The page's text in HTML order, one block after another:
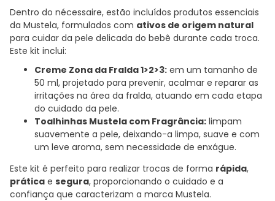
Dentro do nécessaire, estão incluídos produtos essenciais
da Mustela, formulados com ativos de origem natural
para cuidar da pele delicada do bebê durante cada troca.
Este kit inclui:
Creme Zona da Fralda 1>2>3: em um tamanho de
50 ml, projetado para prevenir, acalmar e reparar as
irritações na área da fralda, atuando em cada etapa
do cuidado da pele.
Toalhinhas Mustela com Fragrância: limpam
suavemente a pele, deixando-a limpa, suave e com
um leve aroma, sem necessidade de enxágue.
Este kit é perfeito para realizar trocas de forma rápida,
prática e segura, proporcionando o cuidado e a
confiança que caracterizam a marca Mustela.